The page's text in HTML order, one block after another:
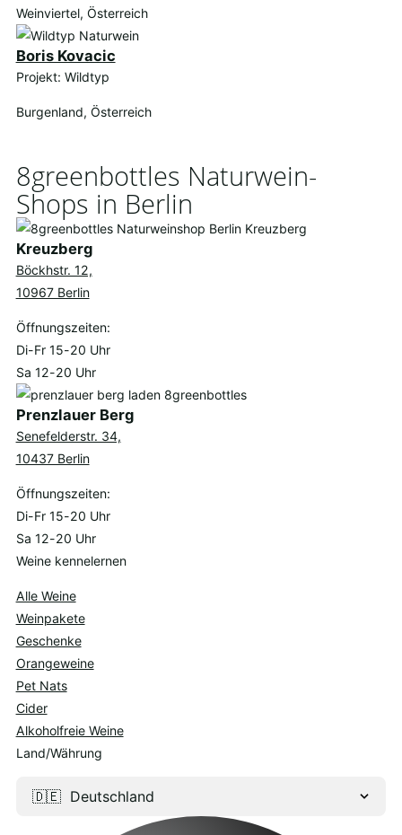
Weinviertel, Österreich
Boris Kovacic
Projekt: Wildtyp
Burgenland, Österreich
8greenbottles Naturwein-
Shops in Berlin
Kreuzberg
Böckhstr. 12,
10967 Berlin
Öffnungszeiten:
Di-Fr 15-20 Uhr
Sa 12-20 Uhr
Prenzlauer Berg
Senefelderstr. 34,
10437 Berlin
Öffnungszeiten:
Di-Fr 15-20 Uhr
Sa 12-20 Uhr
Weine kennelernen
Alle Weine
Weinpakete
Geschenke
Orangeweine
Pet Nats
Cider
Alkoholfreie Weine
Land/Währung